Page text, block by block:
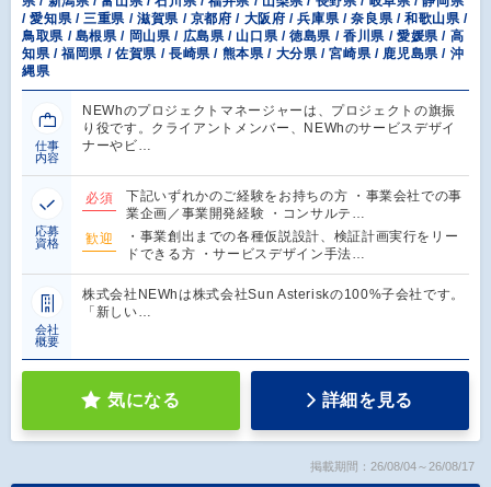
/ 愛知県 / 三重県 / 滋賀県 / 京都府 / 大阪府 / 兵庫県 / 奈良県 / 和歌山県 /
鳥取県 / 島根県 / 岡山県 / 広島県 / 山口県 / 徳島県 / 香川県 / 愛媛県 / 高
知県 / 福岡県 / 佐賀県 / 長崎県 / 熊本県 / 大分県 / 宮崎県 / 鹿児島県 / 沖
縄県
仕事
内容
NEWhのプロジェクトマネージャーは、プロジェクトの旗振
り役です。クライアントメンバー、NEWhのサービスデザイ
ナーやビ…
応募
資格
必須
下記いずれかのご経験をお持ちの方 ・事業会社での事
業企画／事業開発経験 ・コンサルテ…
歓迎
・事業創出までの各種仮説設計、検証計画実行をリー
ドできる方 ・サービスデザイン手法…
会社
概要
株式会社NEWhは株式会社Sun Asteriskの100%子会社です。
「新しい…
気になる 詳細を見る
掲載期間：26/08/04～26/08/17